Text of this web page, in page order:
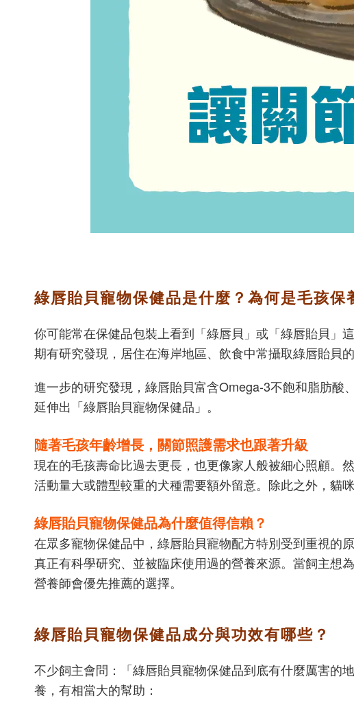
綠唇貽貝寵物保健品是什麼？為何是毛孩保
你可能常在保健品包裝上看到「綠唇貝」或「綠唇貽貝」
期有研究發現，居住在海岸地區、飲食中常攝取綠唇貽貝
進一步的研究發現，綠唇貽貝富含Omega-3不飽和脂肪
延伸出「綠唇貽貝寵物保健品」。
隨著毛孩年齡增長，關節照護需求也跟著升級
現在的毛孩壽命比過去更長，也更像家人般被細心照顧。
活動量大或體型較重的犬種需要額外留意。除此之外，貓
綠唇貽貝寵物保健品為什麼值得信賴？
在眾多寵物保健品中，綠唇貽貝寵物配方特別受到重視的
真正有科學研究、並被臨床使用過的營養來源。當飼主想
營養師會優先推薦的選擇。
綠唇貽貝寵物保健品成分與功效有哪些？
不少飼主會問：「綠唇貽貝寵物保健品到底有什麼厲害的
養，有相當大的幫助：